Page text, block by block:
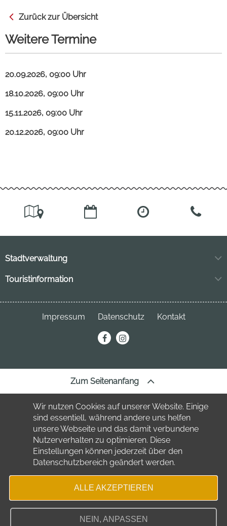
Zurück zur Übersicht
Weitere Termine
20.09.2026, 09:00 Uhr
18.10.2026, 09:00 Uhr
15.11.2026, 09:00 Uhr
20.12.2026, 09:00 Uhr
Stadtverwaltung
Markt 11
034243 7220
Touristinformation
Neuhofstraße 3
04849 Bad Düben
Impressum Datenschutz Kontakt
Zum Seitenanfang
Wir nutzen Cookies auf unserer Website. Einige
sind essentiell, während andere uns helfen
unsere Webseite und das damit verbundene
Nutzerverhalten zu optimieren. Diese
Einstellungen können jederzeit über den
Datenschutzbereich geändert werden.
ALLE AKZEPTIEREN
NEIN, ANPASSEN